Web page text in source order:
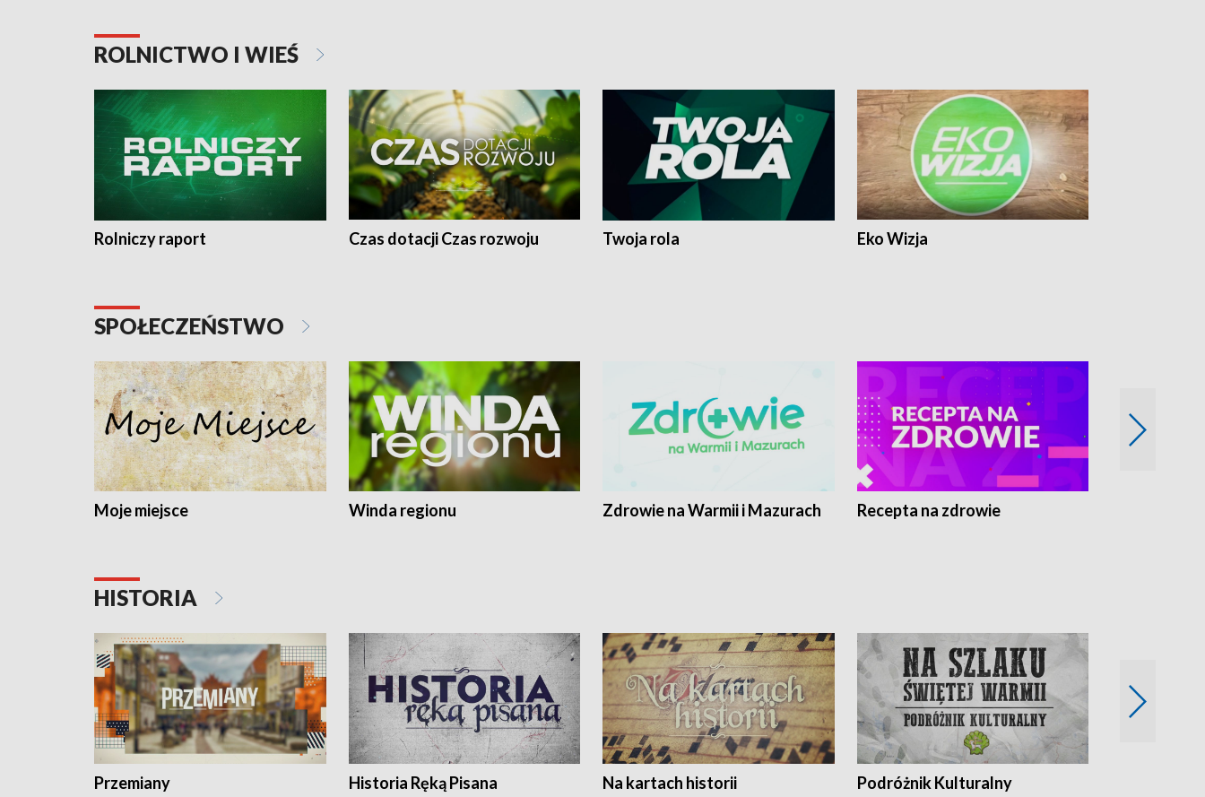
ROLNICTWO I WIEŚ
Rolniczy raport Czas dotacji Czas rozwoju Twoja rola Eko Wizja
SPOŁECZEŃSTWO
Moje miejsce Winda regionu Zdrowie na Warmii i Mazurach Recepta na zdrowie
HISTORIA
Przemiany Historia Ręką Pisana Na kartach historii Podróżnik Kulturalny